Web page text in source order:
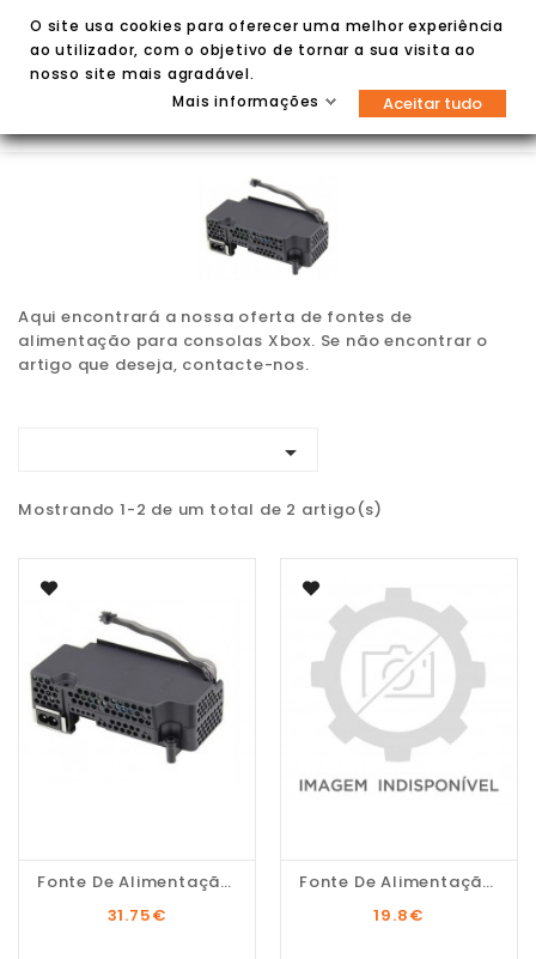

Aqui encontrará a nossa oferta de fontes de
alimentação para consolas Xbox. Se não encontrar o
artigo que deseja, contacte-nos.

Mostrando 1-2 de um total de 2 artigo(s)
Fonte De Alimentação...
31.75€
Fonte De Alimentação...
19.8€
O site usa cookies para oferecer uma melhor experiência
ao utilizador, com o objetivo de tornar a sua visita ao
nosso site mais agradável.
Mais informações
Aceitar tudo